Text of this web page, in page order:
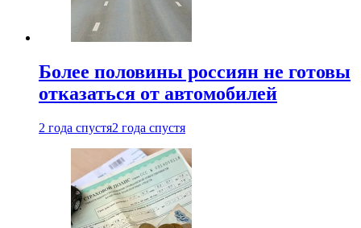
Более половины россиян не готовы
отказаться от автомобилей
2 года спустя2 года спустя